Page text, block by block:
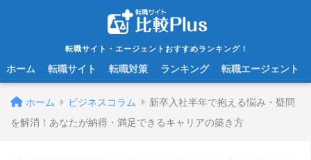
転職サイト・エージェントおすすめランキング！
ホーム 転職サイト 転職対策 ランキング 転職エージェント
ホーム ビジネスコラム
新卒入社半年で抱える悩み・疑問
を解消！あなたが納得・満足できるキャリアの築き方